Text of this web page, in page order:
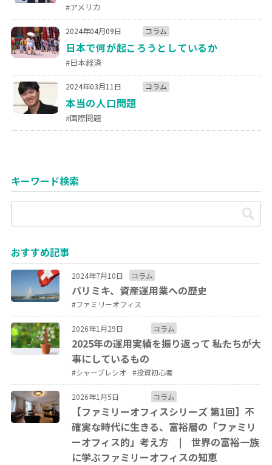
#アメリカ
2024年04月09日 コラム
日本で何が起ころうとしているか
#日本経済
2024年03月11日 コラム
本当の人口問題
#国際問題
キーワード検索
おすすめ記事
2024年7月10日 コラム
パリミキ、資産運用業への歴史
#ファミリーオフィス
2026年1月29日 コラム
2025年の運用実績を振り返って ――私たちが大
事にしているもの
#シャープレシオ #投資初心者
2026年1月5日 コラム
【ファミリーオフィスシリーズ 第1回】不
確実な時代に生きる、富裕層の「ファミリ
ーオフィス的」考え方 | 世界の富裕一族
に学ぶファミリーオフィスの知恵